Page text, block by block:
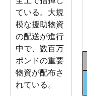
ている。大規
模な援助物資
の配送が進行
中で、数百万
ポンドの重要
物資が配布さ
れている。